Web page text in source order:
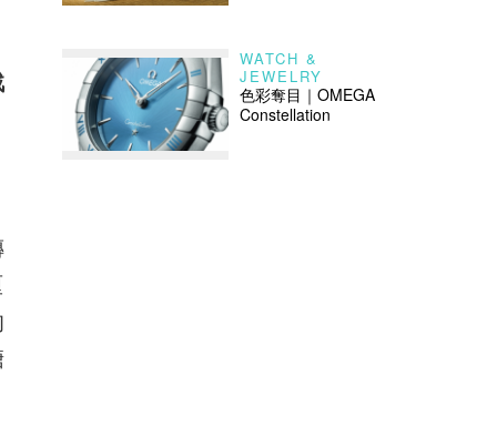
WATCH &
JEWELRY
色彩奪目｜OMEGA
Constellation